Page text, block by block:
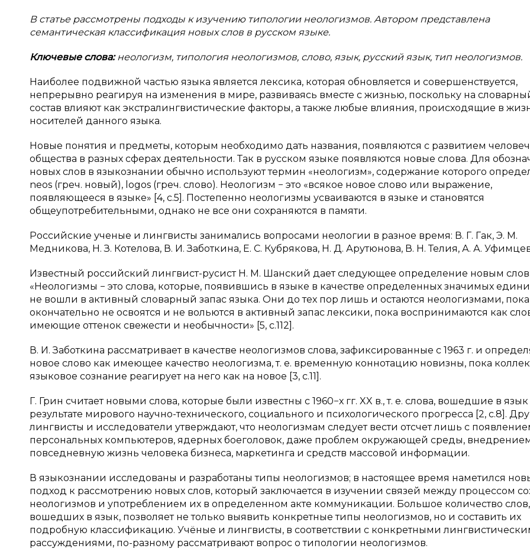
В статье рассмотрены подходы к изучению типологии неологизмов. Автором представлена
семантическая классификация новых слов в русском языке.
Ключевые слова:неологизм, типология неологизмов, слово, язык, русский язык, тип неологизмов.
Наиболее подвижной частью языка является лексика, которая обновляется и совершенствуется,
непрерывно реагируя на изменения в мире, развиваясь вместе с жизнью, поскольку на
состав влияют как экстралингвистические факторы, а также любые влияния, происходящие в
носителей данного языка.
Новые понятия и предметы, которым необходимо дать названия, появляются с развитием
общества в разных сферах деятельности. Так в русском языке появляются новые слова. Для
новых слов в языкознании обычно используют термин «неологизм», содержание которого
neos (греч. новый), logos (греч. слово). Неологизм − это «всякое новое слово или выражение,
появляющееся в языке» [4, с.5]. Постепенно неологизмы усваиваются в языке и становятся
общеупотребительными, однако не все они сохраняются в памяти.
Российские ученые и лингвисты занимались вопросами неологии в разное время: В. Г. Гак, Э. М.
Медникова, Н. З. Котелова, В. И. Заботкина, Е. С. Кубрякова, Н. Д. Арутюнова, В. Н. Телия, А. А.
Известный российский лингвист-русист Н. М. Шанский дает следующее определение новым
«Неологизмы − это слова, которые, появившись в языке в качестве определенных значимых
не вошли в активный словарный запас языка. Они до тех пор лишь и остаются неологизмами, пока
окончательно не освоятся и не вольются в активный запас лексики, пока воспринимаются как
имеющие оттенок свежести и необычности» [5, с.112].
В. И. Заботкина рассматривает в качестве неологизмов слова, зафиксированные с 1963 г. и
новое слово как имеющее качество неологизма, т. е. временную коннотацию новизны, пока
языковое сознание реагирует на него как на новое [3, с.11].
Г. Грин считает новыми слова, которые были известны с 1960−х гг. XX в., т. е. слова, вошедшие в язык
результате мирового научно-технического, социального и психологического прогресса [2, с.8].
лингвисты и исследователи утверждают, что неологизмам следует вести отсчет лишь с
персональных компьютеров, ядерных боеголовок, даже проблем окружающей среды,
повседневную жизнь человека бизнеса, маркетинга и средств массовой информации.
В языкознании исследованы и разработаны типы неологизмов; в настоящее время наметился
подход к рассмотрению новых слов, который заключается в изучении связей между процессом
неологизмов и употреблением их в определенном акте коммуникации. Большое количество слов,
вошедших в язык, позволяет не только выявить конкретные типы неологизмов, но и составить их
подробную классификацию. Учёные и лингвисты, в соответствии с конкретными
рассуждениями, по-разному рассматривают вопрос о типологии неологизмов.